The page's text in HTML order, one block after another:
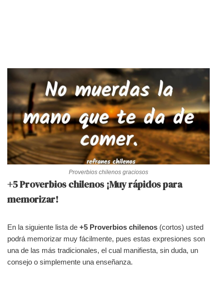
Proverbios chilenos graciosos
+5 Proverbios chilenos ¡Muy rápidos para
memorizar!
En la siguiente lista de +5 Proverbios chilenos (cortos) usted
podrá memorizar muy fácilmente, pues estas expresiones son
una de las más tradicionales, el cual manifiesta, sin duda, un
consejo o simplemente una enseñanza.